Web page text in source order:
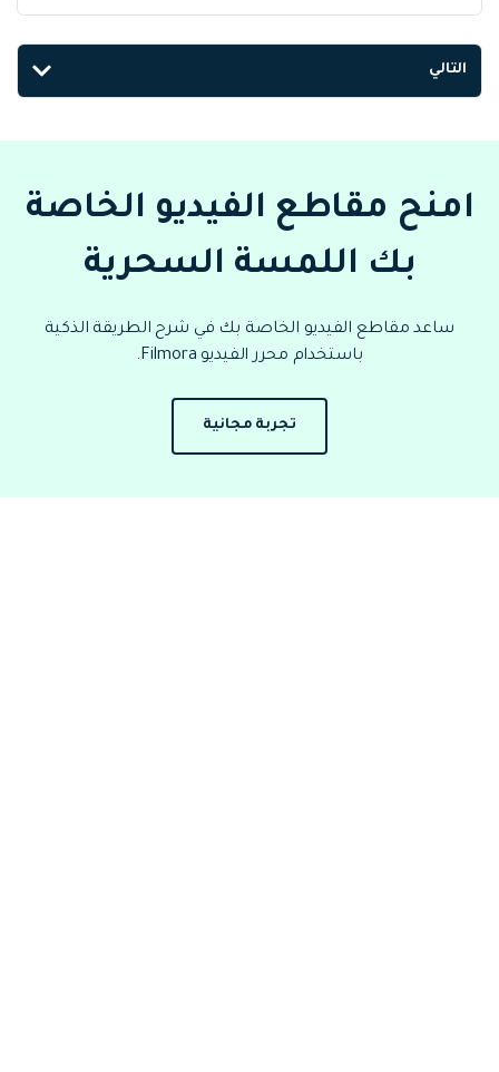
التالي
امنح مقاطع الفيديو الخاصة
بك اللمسة السحرية
ساعد مقاطع الفيديو الخاصة بك في شرح الطريقة الذكية
باستخدام محرر الفيديو Filmora.
تجربة مجانية